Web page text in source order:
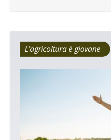
L'agricoltura è giovane